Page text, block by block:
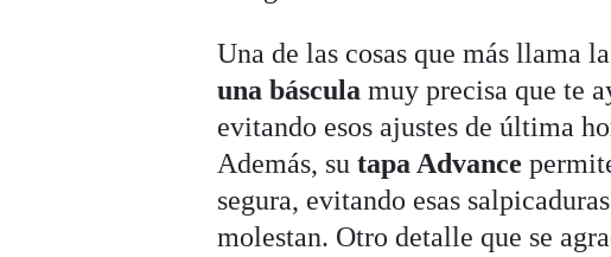
Una de las cosas que más llama
una báscula muy precisa que te
evitando esos ajustes de última
Además, sutapa Advance
segura, evitando esas
molestan. Otro detalle que se